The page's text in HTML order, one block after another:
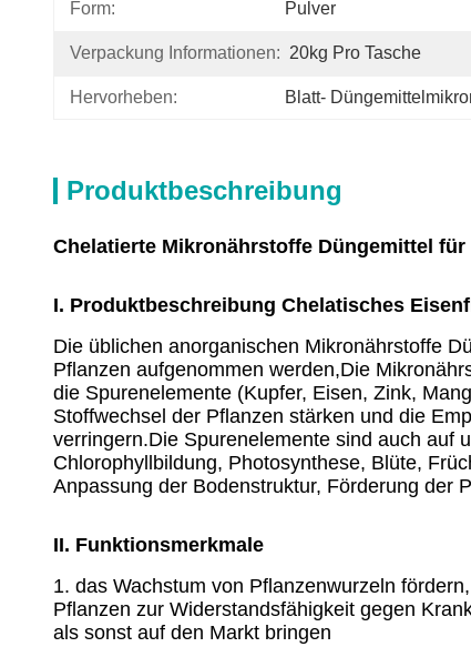
Form: Pulver
Verpackung Informationen: 20kg Pro Tasche
Hervorheben: Blatt-
Produktbeschreibung
Chelatierte Mikronährstoffe Düngemittel
I. Produktbeschreibung Chelatisches
Die üblichen anorganischen Mikronährstoffe
Pflanzen aufgenommen werden,Die
die Spurenelemente (Kupfer, Eisen, Zink,
Stoffwechsel der Pflanzen stärken und die
verringern.Die Spurenelemente sind auch auf
Chlorophyllbildung, Photosynthese, Blüte,
Anpassung der Bodenstruktur, Förderung der
II. Funktionsmerkmale
1. das Wachstum von Pflanzenwurzeln
Pflanzen zur Widerstandsfähigkeit gegen
als sonst auf den Markt bringen